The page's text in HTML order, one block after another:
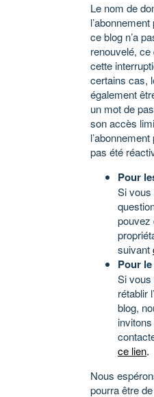
Le nom de
ce blog n’a
renouvelé,
cette
certains cas,
également
un mot de
son accès
pas été
Pour
Si vous
pouvez
suivant
Pour
Si vous
rétablir
blog,
ce lien.
Nous
pourra être